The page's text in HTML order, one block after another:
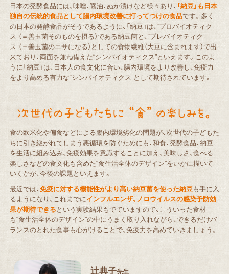
日本の発酵食品には、味噌、醤油、ぬか漬けなど様々あり、 「納豆」も日本
独自の伝統的食品として腸内環境改善に打ってつけの食品です。多く
の日本の発酵食品がそうであるように、「納豆」は、“プロバイオティク
ス”（＝善玉菌そのものを摂る）である納豆菌と、“プレバイオティク
ス”（＝善玉菌のエサになる）としての食物繊維（大豆に含まれます）で出
来ており、両面を兼ね備えた“シンバイオティクス”といえます。このよ
うに「納豆」は、日本人の食文化に合い、腸内環境をより改善し、免疫力
をより高める有力な“シンバイオティクス”として期待されています。
食の欧米化や偏食などによる腸内環境劣化の問題が、次世代の子どもた
ちに引き継がれてしまう悪循環を防ぐためにも、和食、発酵食品、納豆
を生活に組み込み、免疫効果を意識することに加え、美味しさ、食べる
楽しさなどの食文化も含めた“食生活全体のデザイン”をいかに描いて
いくかが、今後の課題といえます。
最近では、免疫に対する機能性がより高い納豆菌を使った納豆も手に入
るようになり、これまでにインフルエンザ、ノロウイルスの感染予防効
果が期待できるという実験結果もでていますので、こういった食材
も“食生活全体のデザイン”の中にうまく取り入れながら、できるだけバ
ランスのとれた食事も心がけることで、免疫力を高めていきましょう。
辻典子先生